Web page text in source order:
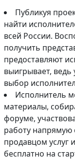
Публикуя
найти
всей России.
получить
предоставляют
выигрывает,
выбор
Исполнитель
материалы,
форуме,
работу напрямую
продавцом услуг
бесплатно на